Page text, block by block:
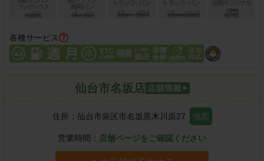
各種サービス
仙台市名坂店
住所： 仙台市泉区市名坂黒木川原27 地図
営業時間： 店舗ページをご確認ください